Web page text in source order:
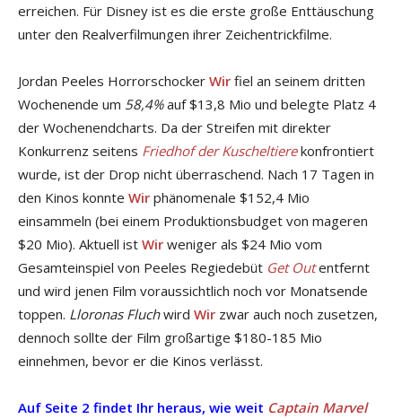
erreichen. Für Disney ist es die erste große Enttäuschung
unter den Realverfilmungen ihrer Zeichentrickfilme.
Jordan Peeles Horrorschocker Wir fiel an seinem dritten
Wochenende um 58,4%auf $13,8 Mio und belegte Platz 4
der Wochenendcharts. Da der Streifen mit direkter
Konkurrenz seitens Friedhof der Kuscheltierekonfrontiert
wurde, ist der Drop nicht überraschend. Nach 17 Tagen in
den Kinos konnte Wir phänomenale $152,4 Mio
einsammeln (bei einem Produktionsbudget von mageren
$20 Mio). Aktuell ist Wir weniger als $24 Mio vom
Gesamteinspiel von Peeles Regiedebüt Get Outentfernt
und wird jenen Film voraussichtlich noch vor Monatsende
toppen. Lloronas Fluchwird Wir zwar auch noch zusetzen,
dennoch sollte der Film großartige $180-185 Mio
einnehmen, bevor er die Kinos verlässt.
Auf Seite 2 findet Ihr heraus, wie weit Captain Marvel